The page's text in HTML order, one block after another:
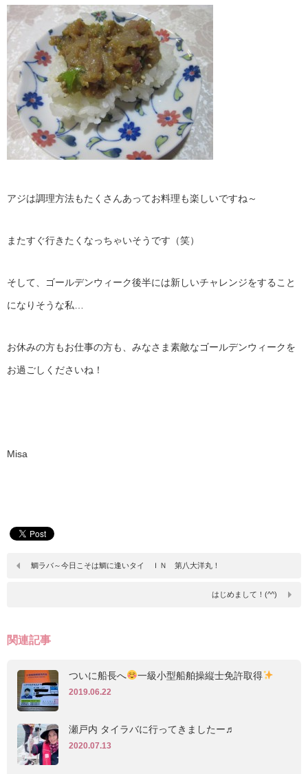
アジは調理方法もたくさんあってお料理も楽しいですね～
またすぐ行きたくなっちゃいそうです（笑）
そして、ゴールデンウィーク後半には新しいチャレンジをすること
になりそうな私…
お休みの方もお仕事の方も、みなさま素敵なゴールデンウィークを
お過ごしくださいね！
Misa
鯛ラバ～今日こそは鯛に逢いタイ ＩＮ 第八大洋丸！
はじめまして！(^^)
関連記事
ついに船長へ 一級小型船舶操縦士免許取得
2019.06.22
瀬戸内 タイラバに行ってきましたー♬︎
2020.07.13